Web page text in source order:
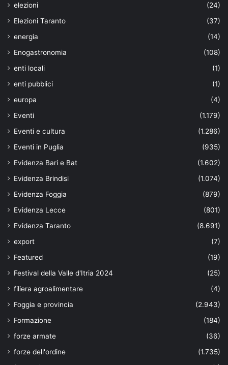
elezioni
(24)
Elezioni Taranto
(37)
energia
(14)
Enogastronomia
(108)
enti locali
(1)
enti pubblici
(1)
europa
(4)
Eventi
(1.179)
Eventi e cultura
(1.286)
Eventi in Puglia
(935)
Evidenza Bari e Bat
(1.602)
Evidenza Brindisi
(1.074)
Evidenza Foggia
(879)
Evidenza Lecce
(801)
Evidenza Taranto
(8.691)
export
(7)
Featured
(19)
Festival della Valle d'Itria 2024
(25)
filiera agroalimentare
(4)
Foggia e provincia
(2.943)
Formazione
(184)
forze armate
(36)
forze dell'ordine
(1.735)